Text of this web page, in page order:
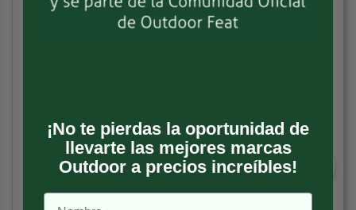
¡No te pierdas la oportunidad de
llevarte las mejores marcas
Outdoor a precios increíbles!